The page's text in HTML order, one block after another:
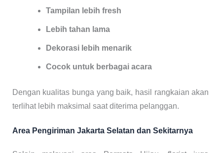
Tampilan lebih fresh
Lebih tahan lama
Dekorasi lebih menarik
Cocok untuk berbagai acara
Dengan kualitas bunga yang baik, hasil rangkaian akan
terlihat lebih maksimal saat diterima pelanggan.
Area Pengiriman Jakarta Selatan dan Sekitarnya